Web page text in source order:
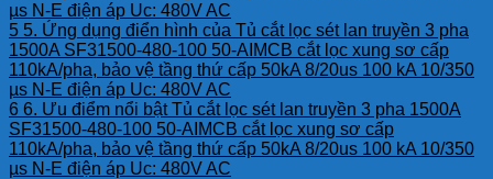
µs N-E điện áp Uc: 480V AC
5 5. Ứng dụng điển hình của Tủ cắt lọc sét lan truyền 3 pha
1500A SF31500-480-100 50-AIMCB cắt lọc xung sơ cấp
110kA/pha, bảo vệ tầng thứ cấp 50kA 8/20us 100 kA 10/350
µs N-E điện áp Uc: 480V AC
6 6. Ưu điểm nổi bật Tủ cắt lọc sét lan truyền 3 pha 1500A
SF31500-480-100 50-AIMCB cắt lọc xung sơ cấp
110kA/pha, bảo vệ tầng thứ cấp 50kA 8/20us 100 kA 10/350
µs N-E điện áp Uc: 480V AC